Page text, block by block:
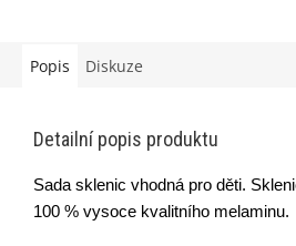
Popis Diskuze
Detailní popis produktu
Sada sklenic vhodná pro děti.
100 % vysoce kvalitního melaminu.